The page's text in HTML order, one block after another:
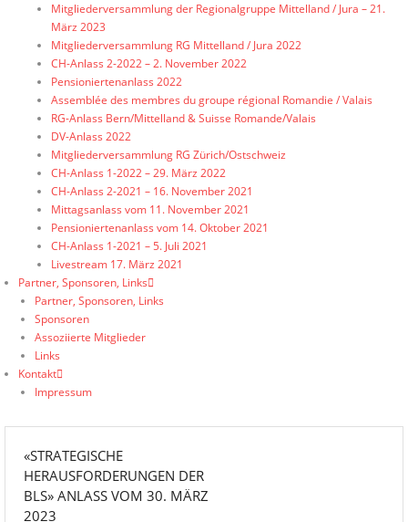
Mitgliederversammlung der Regionalgruppe Mittelland / Jura – 21.
März 2023
Mitgliederversammlung RG Mittelland / Jura 2022
CH-Anlass 2-2022 – 2. November 2022
Pensioniertenanlass 2022
Assemblée des membres du groupe régional Romandie / Valais
RG-Anlass Bern/Mittelland & Suisse Romande/Valais
DV-Anlass 2022
Mitgliederversammlung RG Zürich/Ostschweiz
CH-Anlass 1-2022 – 29. März 2022
CH-Anlass 2-2021 – 16. November 2021
Mittagsanlass vom 11. November 2021
Pensioniertenanlass vom 14. Oktober 2021
CH-Anlass 1-2021 – 5. Juli 2021
Livestream 17. März 2021
Partner, Sponsoren, Links
Partner, Sponsoren, Links
Sponsoren
Assoziierte Mitglieder
Links
Kontakt
Impressum
«STRATEGISCHE
HERAUSFORDERUNGEN DER
BLS» ANLASS VOM 30. MÄRZ
2023